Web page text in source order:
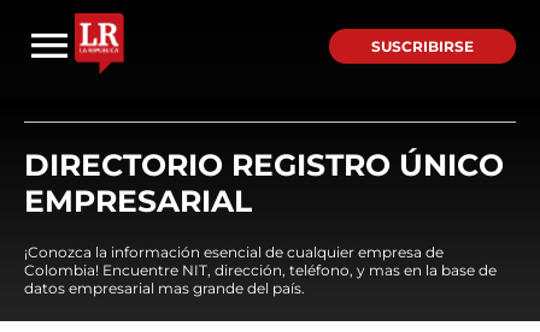
SUSCRIBIRSE
DIRECTORIO REGISTRO ÚNICO
EMPRESARIAL
¡Conozca la información esencial de cualquier empresa de
Colombia! Encuentre NIT, dirección, teléfono, y mas en la base de
datos empresarial mas grande del país.